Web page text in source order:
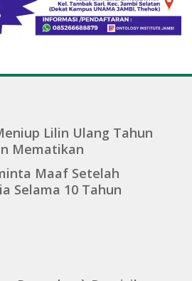
Lilin Ulang Tahun
Mematikan
Maaf Setelah
Selama 10 Tahun